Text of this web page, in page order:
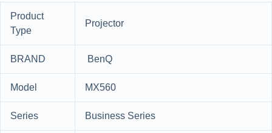
Product
Type
Projector
BRAND
BenQ
Model
MX560
Series
Business Series